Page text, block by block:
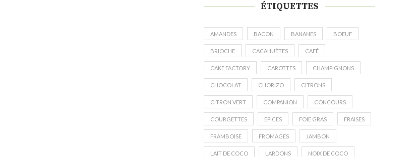
ÉTIQUETTES
AMANDES BACON BANANES BOEUF
BRIOCHE CACAHUÈTES CAFÉ
CAKE FACTORY CAROTTES CHAMPIGNONS
CHOCOLAT CHORIZO CITRONS
CITRON VERT COMPANION CONCOURS
COURGETTES EPICES FOIE GRAS FRAISES
FRAMBOISE FROMAGES JAMBON
LAIT DE COCO LARDONS NOIX DE COCO